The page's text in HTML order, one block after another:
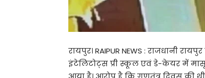
रायपुर। RAIPUR NEWS : राजधानी
इंटेलिटोट्स प्री स्कूल एवं डे-केयर में